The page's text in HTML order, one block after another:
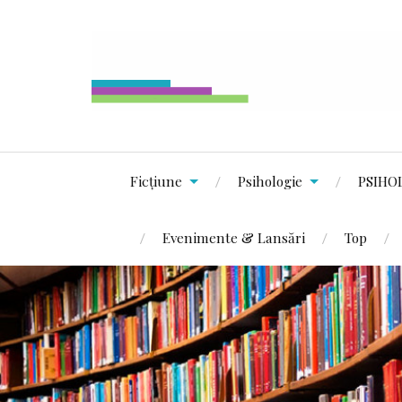
Ficțiune Psihologie
Evenimente & Lansări Top